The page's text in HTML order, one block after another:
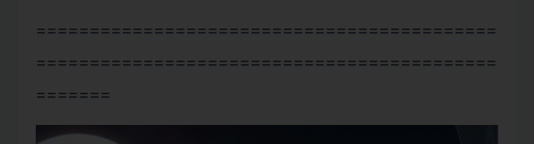
===========================================
===========================================
=======